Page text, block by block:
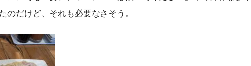
のだけど、それも必要なさそう。